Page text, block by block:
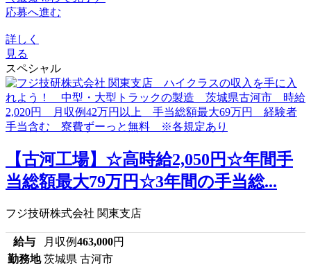
応募へ進む
詳しく
見る
スペシャル
【古河工場】☆高時給2,050円☆年間手
当総額最大79万円☆3年間の手当総...
フジ技研株式会社 関東支店
給与 月収例463,000円
勤務地 茨城県 古河市